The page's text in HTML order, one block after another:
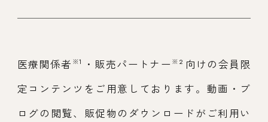
医療関係者 ※1 ・販売パートナー※2 向けの会員限
定コンテンツをご用意しております。動画・ブ
ログの閲覧、販促物のダウンロードがご利用い